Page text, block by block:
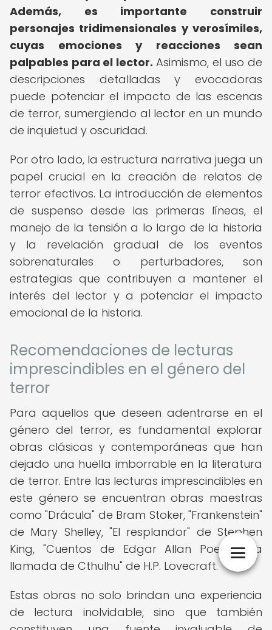
Además, es importante construir
personajes tridimensionales y verosímiles,
cuyas emociones y reacciones sean
palpables para el lector. Asimismo, el uso de
descripciones detalladas y evocadoras
puede potenciar el impacto de las escenas
de terror, sumergiendo al lector en un mundo
de inquietud y oscuridad.
Por otro lado, la estructura narrativa juega un
papel crucial en la creación de relatos de
terror efectivos. La introducción de elementos
de suspenso desde las primeras líneas, el
manejo de la tensión a lo largo de la historia
y la revelación gradual de los eventos
sobrenaturales o perturbadores, son
estrategias que contribuyen a mantener el
interés del lector y a potenciar el impacto
emocional de la historia.
Recomendaciones de lecturas
imprescindibles en el género del
terror
Para aquellos que deseen adentrarse en el
género del terror, es fundamental explorar
obras clásicas y contemporáneas que han
dejado una huella imborrable en la literatura
de terror. Entre las lecturas imprescindibles en
este género se encuentran obras maestras
como "Drácula" de Bram Stoker, "Frankenstein"
de Mary Shelley, "El resplandor" de Stephen
King, "Cuentos de Edgar Allan Poe" y "La
llamada de Cthulhu" de H.P. Lovecraft.
Estas obras no solo brindan una experiencia
de lectura inolvidable, sino que también